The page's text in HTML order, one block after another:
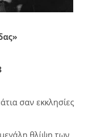
σαν εκκλησίες